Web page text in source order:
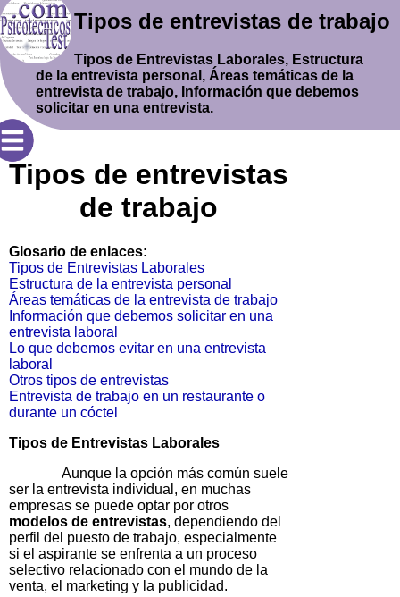
Tipos de entrevistas de trabajo
Tipos de Entrevistas Laborales, Estructura
de la entrevista personal, Áreas temáticas de la
entrevista de trabajo, Información que debemos
solicitar en una entrevista.
Tipos de entrevistas
de trabajo
Glosario de enlaces:
Tipos de Entrevistas Laborales
Estructura de la entrevista personal
Áreas temáticas de la entrevista de trabajo
Información que debemos solicitar en una
entrevista laboral
Lo que debemos evitar en una entrevista
laboral
Otros tipos de entrevistas
Entrevista de trabajo en un restaurante o
durante un cóctel
Tipos de Entrevistas Laborales
Aunque la opción más común suele
ser la entrevista individual, en muchas
empresas se puede optar por otros
modelos de entrevistas, dependiendo del
perfil del puesto de trabajo, especialmente
si el aspirante se enfrenta a un proceso
selectivo relacionado con el mundo de la
venta, el marketing y la publicidad.